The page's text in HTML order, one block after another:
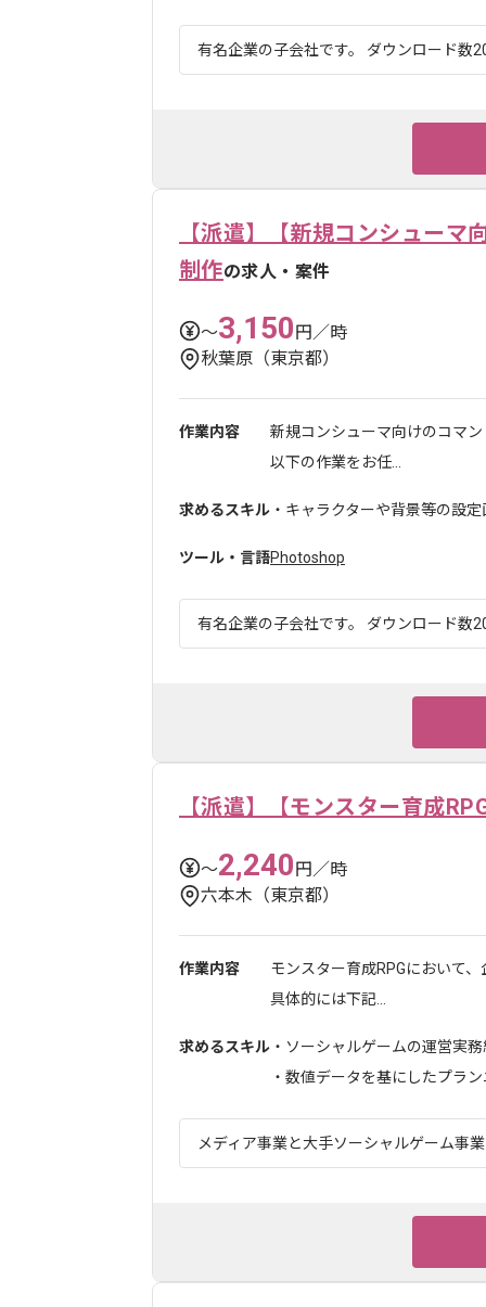
有名企業の子会社です。 ダウンロード数
【派遣】【新規コンシュー
制作の求人・案件
〜3,150円／時
秋葉原（東京都）
作業内容
新規コンシューマ向けのコマ
以下の作業をお任...
求めるスキル ・キャラクターや背景等の設
ツール・言語Photoshop
有名企業の子会社です。 ダウンロード数
【派遣】【モンスター育成
〜2,240円／時
六本木（東京都）
作業内容
モンスター育成RPGにおいて
具体的には下記...
求めるスキル ・ソーシャルゲームの運営実
・数値データを基にしたプラン
メディア事業と大手ソーシャルゲーム事